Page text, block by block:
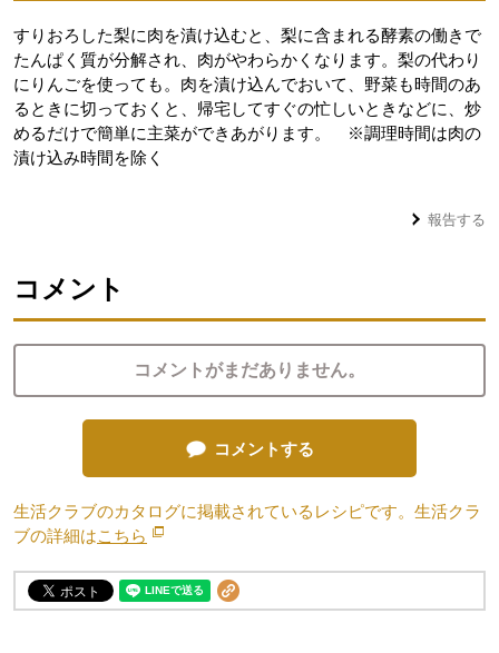
すりおろした梨に肉を漬け込むと、梨に含まれる酵素の働きで
たんぱく質が分解され、肉がやわらかくなります。梨の代わり
にりんごを使っても。肉を漬け込んでおいて、野菜も時間のあ
るときに切っておくと、帰宅してすぐの忙しいときなどに、炒
めるだけで簡単に主菜ができあがります。 ※調理時間は肉の
漬け込み時間を除く
報告する
コメント
コメントがまだありません。
コメントする
生活クラブのカタログに掲載されているレシピです。生活クラ
ブの詳細はこちら 別のウィンドウで開きます。